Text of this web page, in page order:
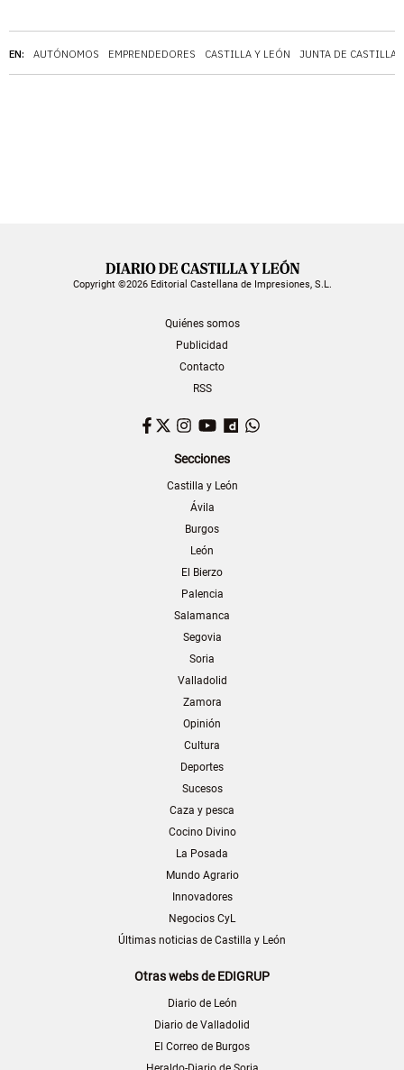
EN: AUTÓNOMOS EMPRENDEDORES CASTILLA Y LEÓN JUNTA DE CASTILLA
Copyright ©2026 Editorial Castellana de Impresiones, S.L.
Quiénes somos
Publicidad
Contacto
RSS
Facebook
TwitterInstagram
YouTubeDailymotion
Secciones
Castilla y León
Ávila
Burgos
León
El Bierzo
Palencia
Salamanca
Segovia
Soria
Valladolid
Zamora
Opinión
Cultura
Deportes
Sucesos
Caza y pesca
Cocino Divino
La Posada
Mundo Agrario
Innovadores
Negocios CyL
Últimas noticias de Castilla y León
Otras webs de EDIGRUP
Diario de León
Diario de Valladolid
El Correo de Burgos